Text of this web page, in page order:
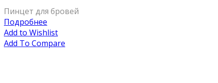
Пинцет для бровей
Подробнее
Add to Wishlist
Add To Compare